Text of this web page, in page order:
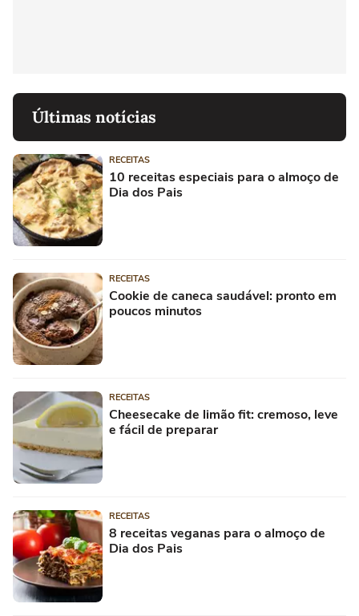
Últimas notícias
RECEITAS
10 receitas especiais para o almoço de
Dia dos Pais
RECEITAS
Cookie de caneca saudável: pronto em
poucos minutos
RECEITAS
Cheesecake de limão fit: cremoso, leve
e fácil de preparar
RECEITAS
8 receitas veganas para o almoço de
Dia dos Pais